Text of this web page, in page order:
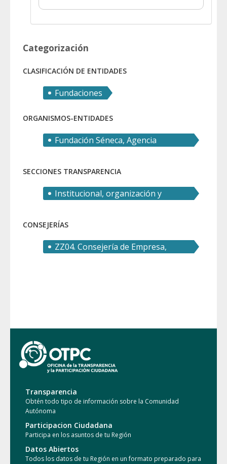
Categorización
CLASIFICACIÓN DE ENTIDADES
Fundaciones
ORGANISMOS-ENTIDADES
Fundación Séneca, Agencia
SECCIONES TRANSPARENCIA
Institucional, organización y
CONSEJERÍAS
ZZ04. Consejería de Empresa,
Transparencia
Obtén todo tipo de información sobre la Comunidad
Autónoma
Participacion Ciudadana
Participa en los asuntos de tu Región
Datos Abiertos
Todos los datos de tu Región en un formato preparado para